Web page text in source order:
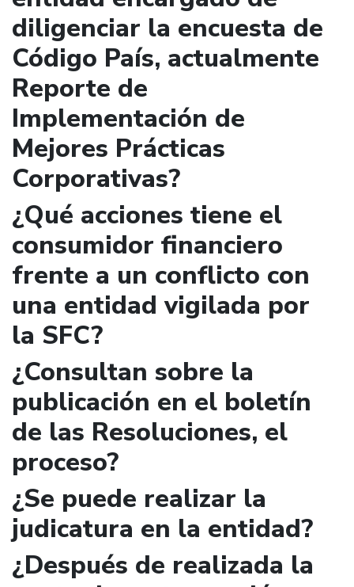
diligenciar la encuesta de
Código País, actualmente
Reporte de
Implementación de
Mejores Prácticas
Corporativas?
¿Qué acciones tiene el
consumidor financiero
frente a un conflicto con
una entidad vigilada por
la SFC?
¿Consultan sobre la
publicación en el boletín
de las Resoluciones, el
proceso?
¿Se puede realizar la
judicatura en la entidad?
¿Después de realizada la